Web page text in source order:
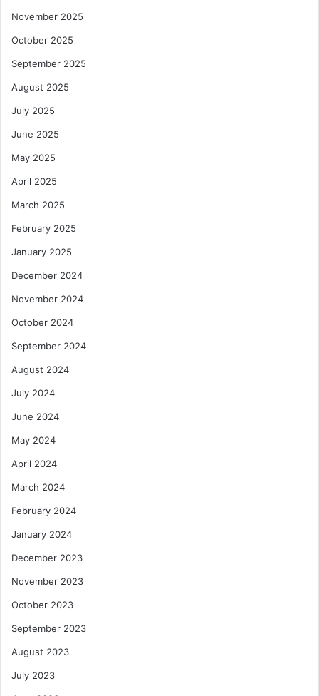
November 2025
October 2025
September 2025
August 2025
July 2025
June 2025
May 2025
April 2025
March 2025
February 2025
January 2025
December 2024
November 2024
October 2024
September 2024
August 2024
July 2024
June 2024
May 2024
April 2024
March 2024
February 2024
January 2024
December 2023
November 2023
October 2023
September 2023
August 2023
July 2023